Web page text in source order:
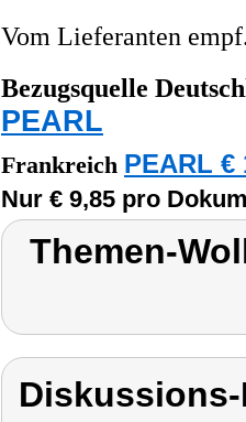
Vom Lieferanten
Bezugsquelle
PEARL
Frankreich PEARL €
Nur € 9,85 pro
Themen-